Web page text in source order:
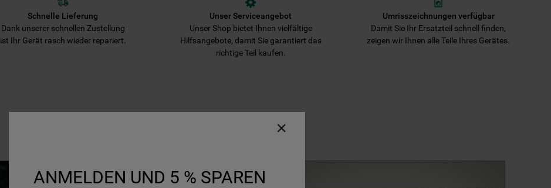
Schnelle Lieferung
Dank unserer schnellen Zustellung
ist Ihr Gerät rasch wieder repariert.
Unser Serviceangebot
Unser Shop bietet Ihnen vielfältige
Hilfsangebote, damit Sie garantiert das
richtige Teil kaufen.
Umrisszeichnungen verfügbar
Damit Sie Ihr Ersatzteil schnell finden,
zeigen wir Ihnen alle Teile Ihres Gerätes.
ANMELDEN UND 5 % SPAREN